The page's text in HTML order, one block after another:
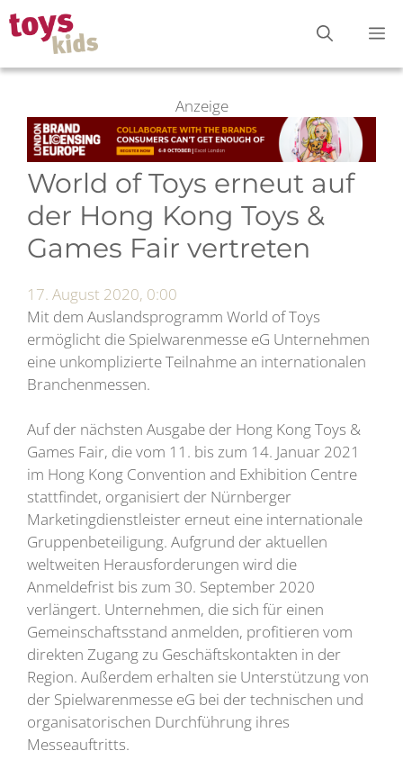
Zum
Inhalt
springen
Anzeige
World of Toys erneut auf
der Hong Kong Toys &
Games Fair vertreten
17. August 2020, 0:00
Mit dem Auslandsprogramm World of Toys
ermöglicht die Spielwarenmesse eG Unternehmen
eine unkomplizierte Teilnahme an internationalen
Branchenmessen.
Auf der nächsten Ausgabe der Hong Kong Toys &
Games Fair, die vom 11. bis zum 14. Januar 2021
im Hong Kong Convention and Exhibition Centre
stattfindet, organisiert der Nürnberger
Marketingdienstleister erneut eine internationale
Gruppenbeteiligung. Aufgrund der aktuellen
weltweiten Herausforderungen wird die
Anmeldefrist bis zum 30. September 2020
verlängert. Unternehmen, die sich für einen
Gemeinschaftsstand anmelden, profitieren vom
direkten Zugang zu Geschäftskontakten in der
Region. Außerdem erhalten sie Unterstützung von
der Spielwarenmesse eG bei der technischen und
organisatorischen Durchführung ihres
Messeauftritts.